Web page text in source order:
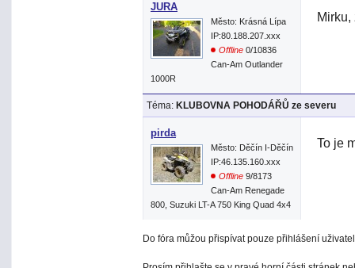
JURA
Město: Krásná Lípa
IP:80.188.207.xxx
Offline 0/10836
Can-Am Outlander
1000R
Téma: KLUBOVNA POHODÁŘŮ ze severu
pirda
Město: Děčín I-Děčín
IP:46.135.160.xxx
Offline 9/8173
Can-Am Renegade
800, Suzuki LT-A 750 King Quad 4x4
To je
Do fóra můžou přispívat pouze přihlášení